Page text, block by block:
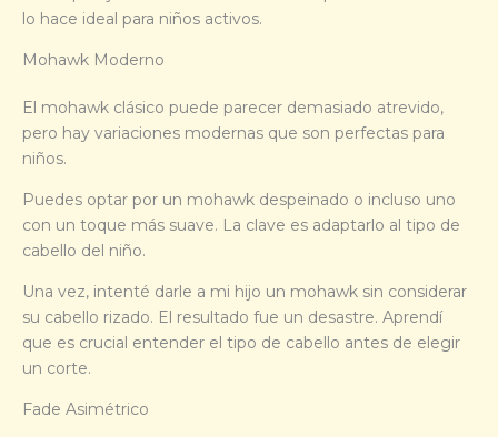
lo hace ideal para niños activos.
Mohawk Moderno
El mohawk clásico puede parecer demasiado atrevido,
pero hay variaciones modernas que son perfectas para
niños.
Puedes optar por un mohawk despeinado o incluso uno
con un toque más suave. La clave es adaptarlo al tipo de
cabello del niño.
Una vez, intenté darle a mi hijo un mohawk sin considerar
su cabello rizado. El resultado fue un desastre. Aprendí
que es crucial entender el tipo de cabello antes de elegir
un corte.
Fade Asimétrico